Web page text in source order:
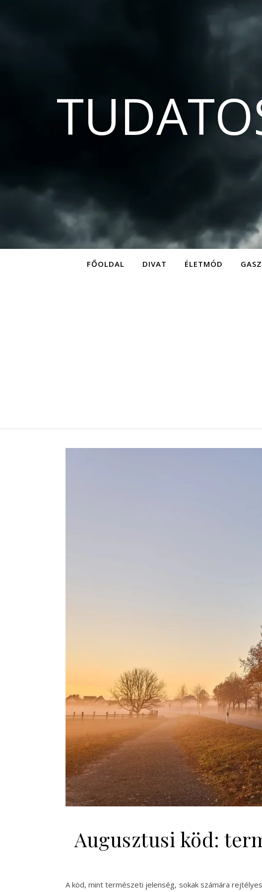
FŐOLDAL DIVAT ÉLETMÓD
Augusztusi köd:
A köd, mint természeti jelenség, sokak számára